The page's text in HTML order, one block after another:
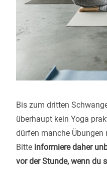
Bis zum dritten
überhaupt kein Yoga
dürfen manche
Bitte informiere daher
vor der Stunde, wenn du